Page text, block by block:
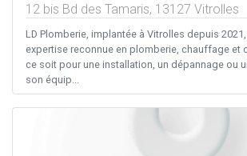
12 bis Bd des Tamaris, 13127 Vitrolles
LD Plomberie, implantée à Vitrolles depuis
expertise reconnue en plomberie, chauffage et
ce soit pour une installation, un dépannage ou
son équip...